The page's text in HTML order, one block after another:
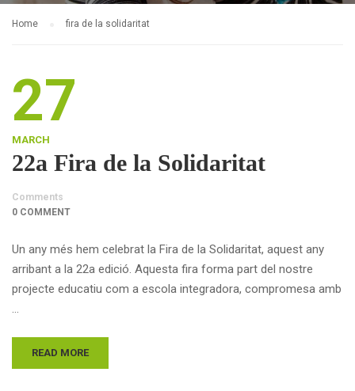
Home fira de la solidaritat
27
MARCH
22a Fira de la Solidaritat
Comments
0 COMMENT
Un any més hem celebrat la Fira de la Solidaritat, aquest any
arribant a la 22a edició. Aquesta fira forma part del nostre
projecte educatiu com a escola integradora, compromesa amb
…
READ MORE